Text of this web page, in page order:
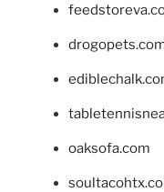
oaksofa.com